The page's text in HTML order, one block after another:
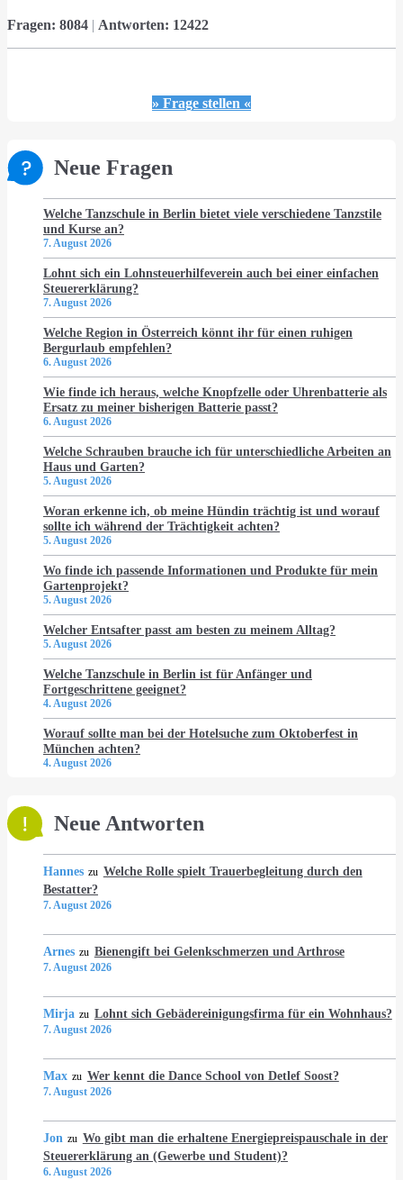
Fragen: 8084 | Antworten: 12422
» Frage stellen «
Neue Fragen
Welche Tanzschule in Berlin bietet viele verschiedene Tanzstile
und Kurse an?
7. August 2026
Lohnt sich ein Lohnsteuerhilfeverein auch bei einer einfachen
Steuererklärung?
7. August 2026
Welche Region in Österreich könnt ihr für einen ruhigen
Bergurlaub empfehlen?
6. August 2026
Wie finde ich heraus, welche Knopfzelle oder Uhrenbatterie als
Ersatz zu meiner bisherigen Batterie passt?
6. August 2026
Welche Schrauben brauche ich für unterschiedliche Arbeiten an
Haus und Garten?
5. August 2026
Woran erkenne ich, ob meine Hündin trächtig ist und worauf
sollte ich während der Trächtigkeit achten?
5. August 2026
Wo finde ich passende Informationen und Produkte für mein
Gartenprojekt?
5. August 2026
Welcher Entsafter passt am besten zu meinem Alltag?
5. August 2026
Welche Tanzschule in Berlin ist für Anfänger und
Fortgeschrittene geeignet?
4. August 2026
Worauf sollte man bei der Hotelsuche zum Oktoberfest in
München achten?
4. August 2026
Neue Antworten
Hannes zu Welche Rolle spielt Trauerbegleitung durch den
Bestatter?
7. August 2026
Arnes zu Bienengift bei Gelenkschmerzen und Arthrose
7. August 2026
Mirja zu Lohnt sich Gebädereinigungsfirma für ein Wohnhaus?
7. August 2026
Max zu Wer kennt die Dance School von Detlef Soost?
7. August 2026
Jon zu Wo gibt man die erhaltene Energiepreispauschale in der
Steuererklärung an (Gewerbe und Student)?
6. August 2026